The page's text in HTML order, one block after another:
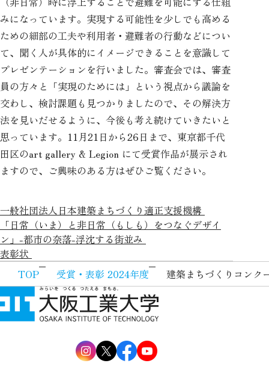
みになっています。実現する可能性を少しでも高める
ための細部の工夫や利用者・避難者の行動などについ
て、聞く人が具体的にイメージできることを意識して
プレゼンテーションを行いました。審査会では、審査
員の方々と「実現のためには」という視点から議論を
交わし、検討課題も見つかりましたので、その解決方
法を見いだせるように、今後も考え続けていきたいと
思っています。11月21日から26日まで、東京都千代
田区のart gallery & Legion にて受賞作品が展示され
ますので、ご興味のある方はぜひご覧ください。
一般社団法人日本建築まちづくり適正支援機構
「日常（いま）と非日常（もしも）をつなぐデザイ
ン」-都市の奈落-浮沈する街並み
表彰状
TOP
受賞・表彰 2024年度 建築まちづくりコンク